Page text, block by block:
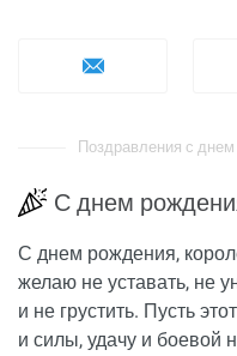
Поздравления с
С днем
С днем рождения,
желаю не уставать, не
и не грустить. Пусть
и силы, удачу и боевой